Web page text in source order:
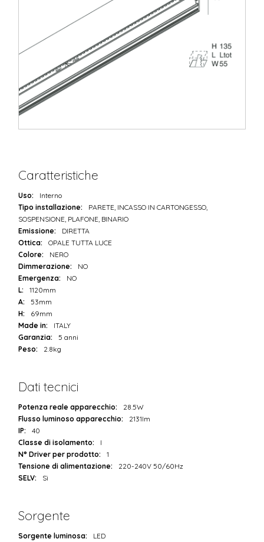
Caratteristiche
Uso:
Interno
Tipo installazione:
PARETE, INCASSO IN CARTONGESSO,
SOSPENSIONE, PLAFONE, BINARIO
Emissione:
DIRETTA
Ottica:
OPALE TUTTA LUCE
Colore:
NERO
Dimmerazione:
NO
Emergenza:
NO
L:
1120mm
A:
53mm
H:
69mm
Made in:
ITALY
Garanzia:
5 anni
Peso:
2.8kg
Dati tecnici
Potenza reale apparecchio:
28.5W
Flusso luminoso apparecchio:
2131lm
IP:
40
Classe di isolamento:
I
N° Driver per prodotto:
1
Tensione di alimentazione:
220-240V 50/60Hz
SELV:
Sì
Sorgente
Sorgente luminosa:
LED